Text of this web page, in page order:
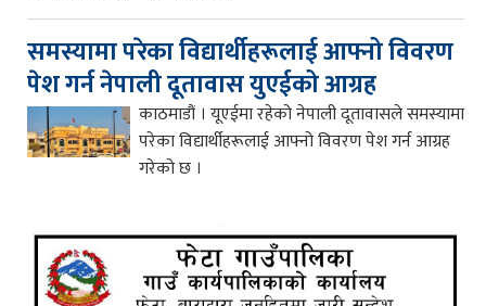
समस्यामा परेका विद्यार्थीहरूलाई आफ्नो विवरण
पेश गर्न नेपाली दूतावास युएईको आग्रह
काठमाडौं । यूएईमा रहेको नेपाली दूतावासले समस्यामा
परेका विद्यार्थीहरूलाई आफ्नो विवरण पेश गर्न आग्रह
गरेको छ ।